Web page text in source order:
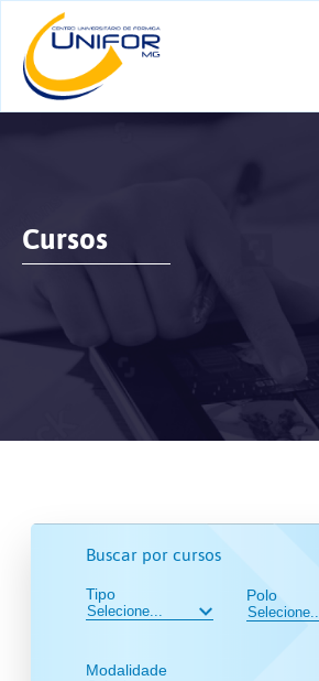
Cursos
Buscar por cursos
Tipo
Modalidade
Polo